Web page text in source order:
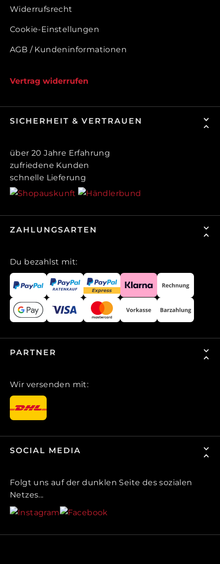
Widerrufsrecht
Cookie-Einstellungen
AGB / Kundeninformationen
Vertrag widerrufen
SICHERHEIT & VERTRAUEN
über 20 Jahre Erfahrung
zufriedene Kunden
schnelle Lieferung
ZAHLUNGSARTEN
Du bezahlst mit:
PARTNER
Wir versenden mit:
SOCIAL MEDIA
Folgt uns auf der dunklen Seite des sozialen
Netzes...